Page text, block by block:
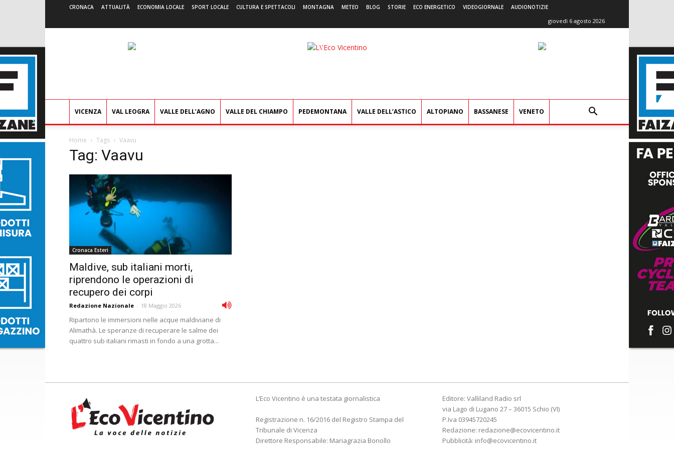
CRONACA ATTUALITÀ ECONOMIA LOCALE SPORT LOCALE CULTURA E SPETTACOLI MONTAGNA METEO BLOG STORIE ECO ENERGETICO VIDEOGIORNALE AUDIONOTIZIE
giovedì 6 agosto 2026
L'Eco
VICENZA VAL LEOGRA VALLE DELL’AGNO VALLE DEL CHIAMPO PEDEMONTANA VALLE DELL’ASTICO ALTOPIANO BASSANESE VENETO
Home Tags Vaavu
Tag: Vaavu
Cronaca Esteri
Maldive, sub italiani morti,
riprendono le operazioni di
recupero dei corpi
Redazione Nazionale - 18 Maggio 2026
Ripartono le immersioni nelle acque maldiviane di
Alimathà. Le speranze di recuperare le salme dei
quattro sub italiani rimasti in fondo a una grotta...
L’Eco Vicentino è una testata giornalistica
Registrazione n. 16/2016 del Registro Stampa del
Tribunale di Vicenza
Direttore Responsabile: Mariagrazia Bonollo
Editore: Valliland Radio srl
via Lago di Lugano 27 – 36015 Schio (VI)
P.Iva 03945720245
Redazione: redazione@ecovicentino.it
Pubblicità: info@ecovicentino.it